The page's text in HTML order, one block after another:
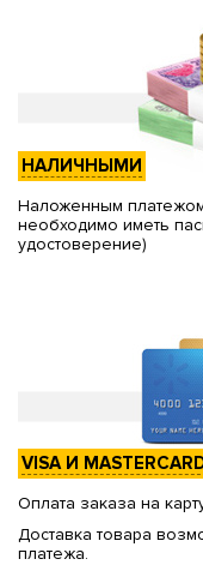
НАЛИЧНЫМИ
Наложенным
необходимо иметь
удостоверение)
VISA И
Оплата заказа на
Доставка товара
платежа.